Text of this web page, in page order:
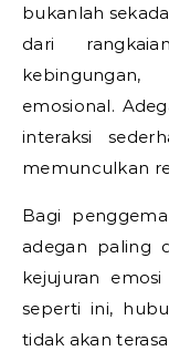
bukanlah
dari
emosional.
interaksi
memunculkan
Bagi
adegan paling
kejujuran
seperti ini,
tidak akan